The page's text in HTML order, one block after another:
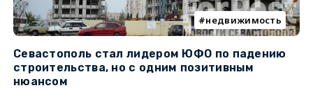
недвижимость
Севастополь стал лидером ЮФО по падению
строительства, но с одним позитивным
нюансом